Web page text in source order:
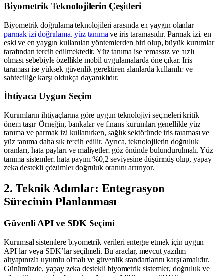
Biyometrik Teknolojilerin Çeşitleri
Biyometrik doğrulama teknolojileri arasında en yaygın olanlar
parmak izi doğrulama, yüz tanıma ve iris taramasıdır. Parmak izi, en
eski ve en yaygın kullanılan yöntemlerden biri olup, büyük kurumlar
tarafından tercih edilmektedir. Yüz tanıma ise temassız ve hızlı
olması sebebiyle özellikle mobil uygulamalarda öne çıkar. Iris
taraması ise yüksek güvenlik gerektiren alanlarda kullanılır ve
sahteciliğe karşı oldukça dayanıklıdır.
İhtiyaca Uygun Seçim
Kurumların ihtiyaçlarına göre uygun teknolojiyi seçmeleri kritik
önem taşır. Örneğin, bankalar ve finans kurumları genellikle yüz
tanıma ve parmak izi kullanırken, sağlık sektöründe iris taraması ve
yüz tanıma daha sık tercih edilir. Ayrıca, teknolojilerin doğruluk
oranları, hata payları ve maliyetleri göz önünde bulundurulmalı. Yüz
tanıma sistemleri hata payını %0,2 seviyesine düşürmüş olup, yapay
zeka destekli çözümler doğruluk oranını artırıyor.
2. Teknik Adımlar: Entegrasyon
Sürecinin Planlanması
Güvenli API ve SDK Seçimi
Kurumsal sistemlere biyometrik verileri entegre etmek için uygun
API’lar veya SDK’lar seçilmeli. Bu araçlar, mevcut yazılım
altyapınızla uyumlu olmalı ve güvenlik standartlarını karşılamalıdır.
Günümüzde, yapay zeka destekli biyometrik sistemler, doğruluk ve